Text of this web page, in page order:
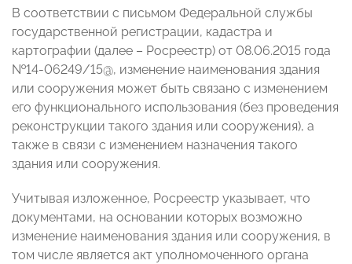
В соответствии с письмом Федеральной службы
государственной регистрации, кадастра и
картографии (далее – Росреестр) от 08.06.2015 года
№14-06249/15@, изменение наименования здания
или сооружения может быть связано с изменением
его функционального использования (без проведения
реконструкции такого здания или сооружения), а
также в связи с изменением назначения такого
здания или сооружения.
Учитывая изложенное, Росреестр указывает, что
документами, на основании которых возможно
изменение наименования здания или сооружения, в
том числе является акт уполномоченного органа